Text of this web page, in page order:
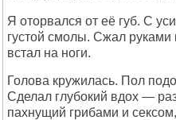
Я оторвался от её губ. С
густой смолы. Сжал руками
встал на ноги.
Голова кружилась. Пол
Сделал глубокий вдох —
пахнущий грибами и